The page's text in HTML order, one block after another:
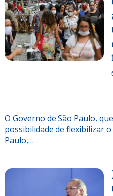
O Governo de São Paulo,
possibilidade de flexibilizar o
Paulo,…